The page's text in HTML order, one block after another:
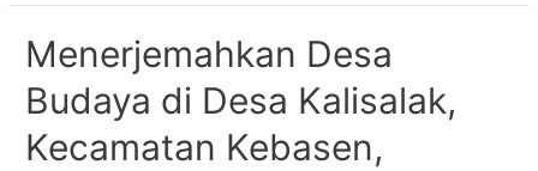
Menerjemahkan Desa
Budaya di Desa Kalisalak,
Kecamatan Kebasen,